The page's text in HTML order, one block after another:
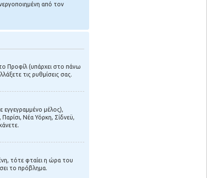
από τον
Προφίλ (υπάρχει στο πάνω
τις ρυθμίσεις σας.
εγγεγραμμένο μέλος),
Νέα Υόρκη, Σίδνεϋ,
τότε φταίει η ώρα του
το πρόβλημα.